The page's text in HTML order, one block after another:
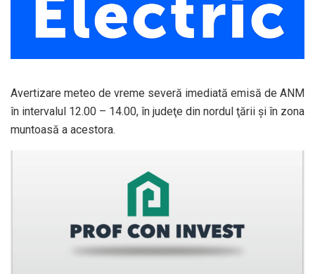
Avertizare meteo de vreme severă imediată emisă de ANM
în intervalul 12.00 – 14.00, în judeţe din nordul ţării și în zona
muntoasă a acestora.